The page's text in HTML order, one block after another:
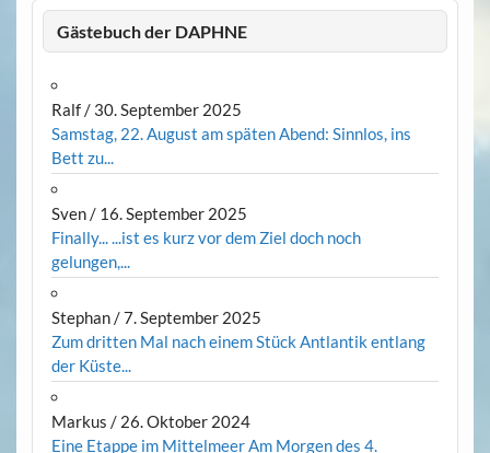
Gästebuch der DAPHNE
Ralf/ 30. September 2025
Samstag, 22. August am späten Abend: Sinnlos, ins
Bett zu...
Sven/ 16. September 2025
Finally... ...ist es kurz vor dem Ziel doch noch
gelungen,...
Stephan/7. September 2025
Zum dritten Mal nach einem Stück Antlantik entlang
der Küste...
Markus / 26. Oktober 2024
Eine Etappe im Mittelmeer Am Morgen des 4.